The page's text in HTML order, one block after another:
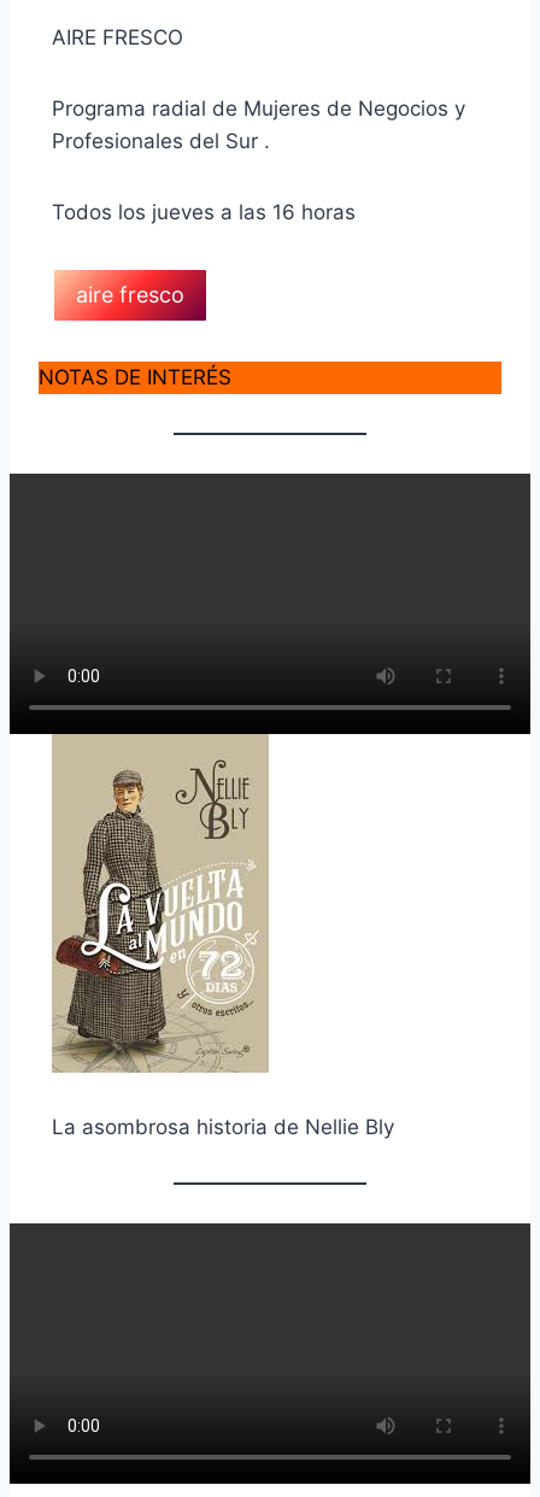
AIRE FRESCO
Programa radial de Mujeres de Negocios y
Profesionales del Sur .
Todos los jueves a las 16 horas
aire fresco
NOTAS DE INTERÉS
La asombrosa historia de Nellie Bly